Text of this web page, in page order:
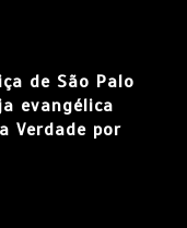
de São Palo
evangélica
Verdade por